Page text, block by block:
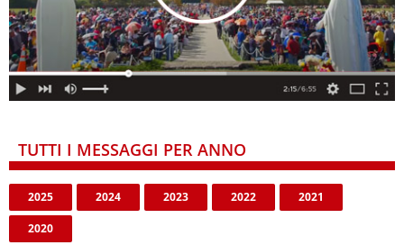
TUTTI I MESSAGGI PER ANNO
2025 2024 2023 2022 2021
2020